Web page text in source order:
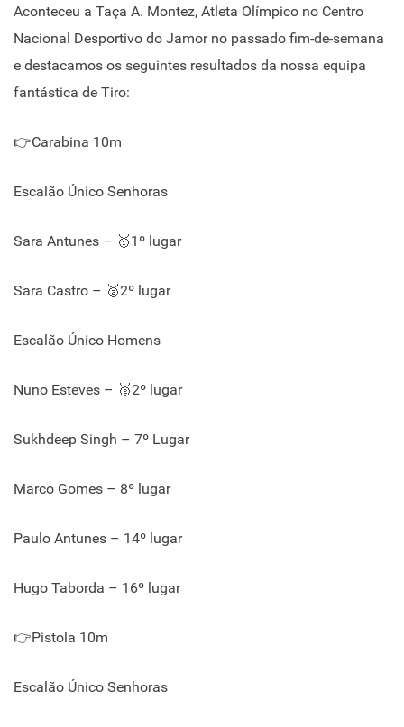
Aconteceu a Taça A. Montez, Atleta Olímpico no Centro
Nacional Desportivo do Jamor no passado fim-de-semana
e destacamos os seguintes resultados da nossa equipa
fantástica de Tiro:
👉Carabina 10m
Escalão Único Senhoras
Sara Antunes – 🥇1º lugar
Sara Castro – 🥈2º lugar
Escalão Único Homens
Nuno Esteves – 🥈2º lugar
Sukhdeep Singh – 7º Lugar
Marco Gomes – 8º lugar
Paulo Antunes – 14º lugar
Hugo Taborda – 16º lugar
👉Pistola 10m
Escalão Único Senhoras